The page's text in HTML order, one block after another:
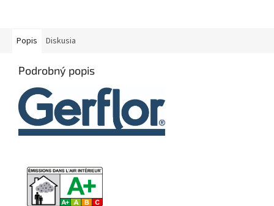
Popis Diskusia
Podrobný popis